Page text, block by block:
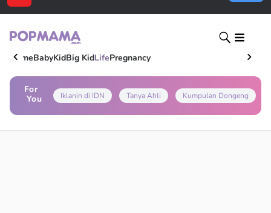
HomeBabyKidBig KidLifePregnancy
For
You
Iklanin di IDN Tanya Ahli Kumpulan Dongeng